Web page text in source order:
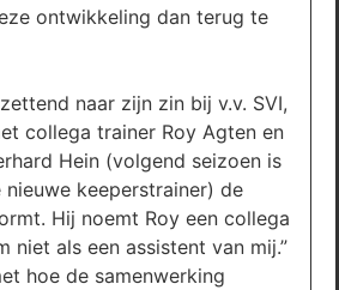
ontwikkeling dan terug te
naar zijn zin bij v.v. SVI,
collega trainer Roy Agten en
Hein (volgend seizoen is
keeperstrainer) de
Hij noemt Roy een collega
niet als een assistent van mij.”
hoe de samenwerking